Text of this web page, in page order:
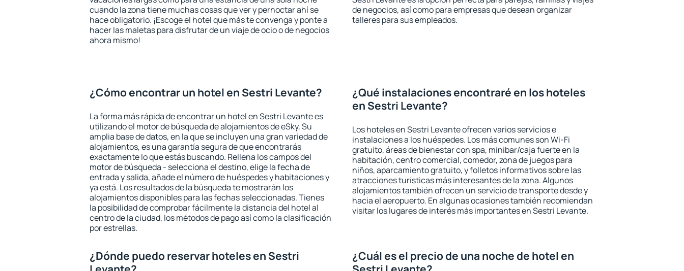
cuando la zona tiene muchas cosas que ver y pernoctar ahí se
hace obligatorio. ¡Escoge el hotel que más te convenga y ponte a
hacer las maletas para disfrutar de un viaje de ocio o de negocios
ahora mismo!
de negocios, así como para empresas que desean organizar
talleres para sus empleados.
¿Cómo encontrar un hotel en Sestri Levante?
La forma más rápida de encontrar un hotel en Sestri Levante es
utilizando el motor de búsqueda de alojamientos de eSky. Su
amplia base de datos, en la que se incluyen una gran variedad de
alojamientos, es una garantía segura de que encontrarás
exactamente lo que estás buscando. Rellena los campos del
motor de búsqueda - selecciona el destino, elige la fecha de
entrada y salida, añade el número de huéspedes y habitaciones y
ya está. Los resultados de la búsqueda te mostrarán los
alojamientos disponibles para las fechas seleccionadas. Tienes
la posibilidad de comprobar fácilmente la distancia del hotel al
centro de la ciudad, los métodos de pago así como la clasificación
por estrellas.
¿Qué instalaciones encontraré en los hoteles
en Sestri Levante?
Los hoteles en Sestri Levante ofrecen varios servicios e
instalaciones a los huéspedes. Los más comunes son Wi-Fi
gratuito, áreas de bienestar con spa, minibar/caja fuerte en la
habitación, centro comercial, comedor, zona de juegos para
niños, aparcamiento gratuito, y folletos informativos sobre las
atracciones turísticas más interesantes de la zona. Algunos
alojamientos también ofrecen un servicio de transporte desde y
hacia el aeropuerto. En algunas ocasiones también recomiendan
visitar los lugares de interés más importantes en Sestri Levante.
¿Dónde puedo reservar hoteles en Sestri
¿Cuál es el precio de una noche de hotel en